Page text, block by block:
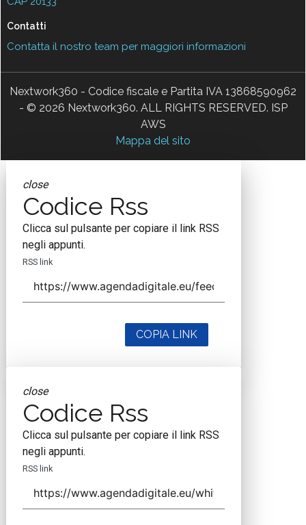
Contatti
Contatta il nostro team per maggiori informazioni
Nextwork360 - Codice fiscale e Partita IVA 13868590962
- © 2026 Nextwork360. ALL RIGHTS RESERVED. ISP
AWS
Mappa del sito
close
Codice Rss
Clicca sul pulsante per copiare il link RSS
negli appunti.
RSS link
COPIA LINK
close
Codice Rss
Clicca sul pulsante per copiare il link RSS
negli appunti.
RSS link